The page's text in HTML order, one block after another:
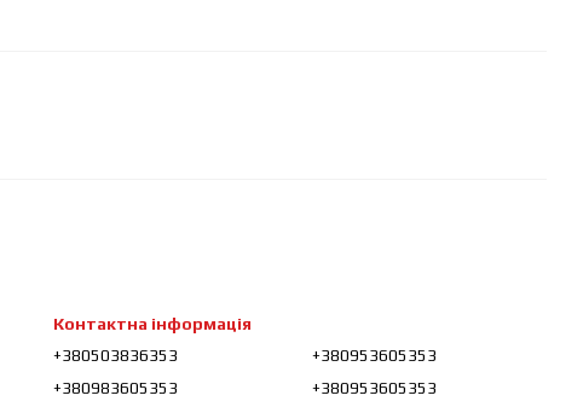
Контактна інформація
+380503836353
+380983605353
+380953605353
+380953605353